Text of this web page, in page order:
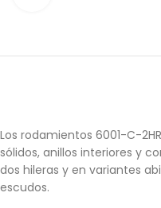
Los rodamientos 6001-C-
sólidos, anillos interiores y
dos hileras y en variantes
escudos.